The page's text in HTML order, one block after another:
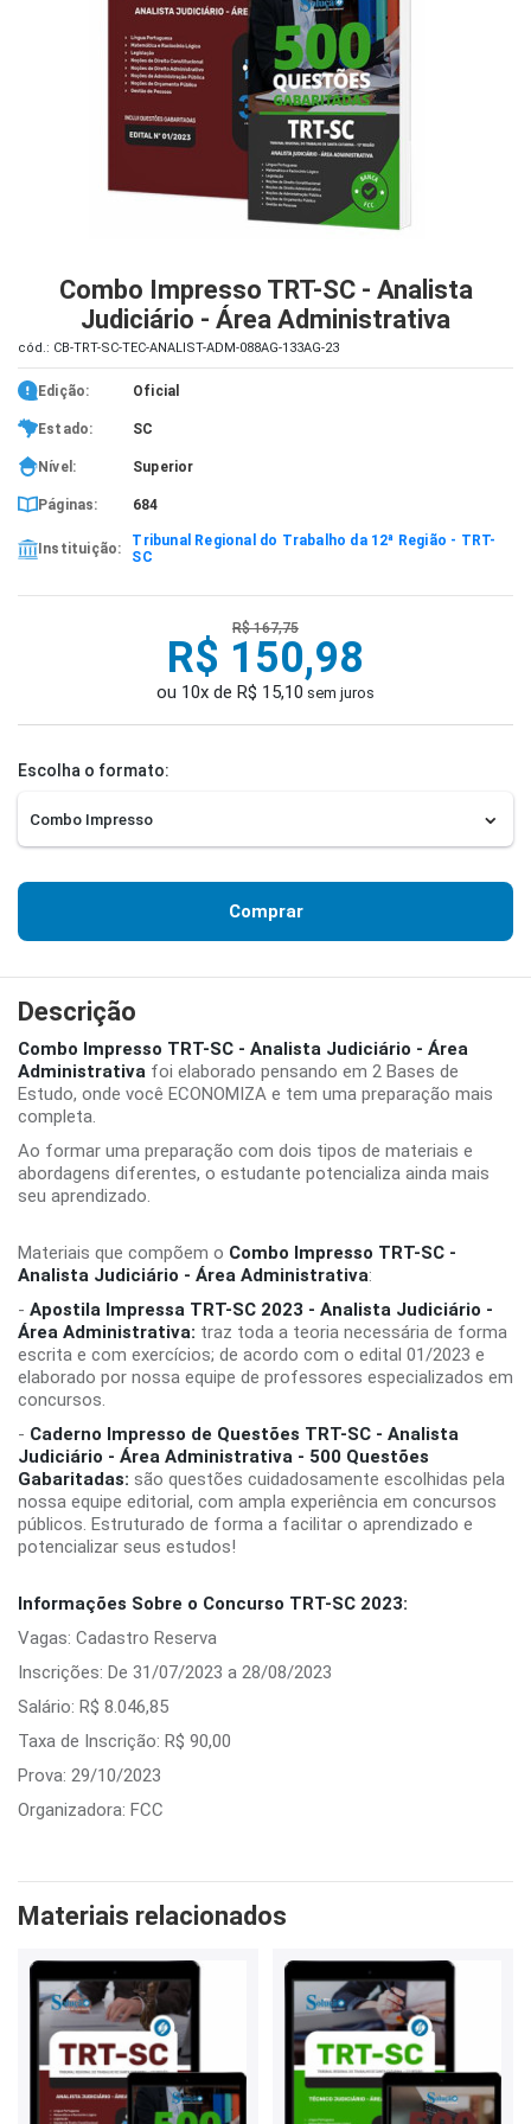
Combo Impresso TRT-SC - Analista
Judiciário - Área Administrativa
cód.: CB-TRT-SC-TEC-ANALIST-ADM-088AG-133AG-23
Edição: Oficial
Estado: SC
Nível: Superior
Páginas: 684
Instituição:
Tribunal Regional do Trabalho da 12ª Região - TRT-
SC
R$ 167,75
R$ 150,98
ou 10x de R$ 15,10 sem juros
Escolha o formato:
Comprar
Descrição
Combo Impresso TRT-SC - Analista Judiciário - Área
Administrativa foi elaborado pensando em 2 Bases de
Estudo, onde você ECONOMIZA e tem uma preparação mais
completa.
Ao formar uma preparação com dois tipos de materiais e
abordagens diferentes, o estudante potencializa ainda mais
seu aprendizado.
Materiais que compõem o Combo Impresso TRT-SC -
Analista Judiciário - Área Administrativa:
- Apostila Impressa TRT-SC 2023 - Analista Judiciário -
Área Administrativa: traz toda a teoria necessária de forma
escrita e com exercícios; de acordo com o edital 01/2023 e
elaborado por nossa equipe de professores especializados em
concursos.
- Caderno Impresso de Questões TRT-SC - Analista
Judiciário - Área Administrativa - 500 Questões
Gabaritadas: são questões cuidadosamente escolhidas pela
nossa equipe editorial, com ampla experiência em concursos
públicos. Estruturado de forma a facilitar o aprendizado e
potencializar seus estudos!
Informações Sobre o Concurso TRT-SC 2023:
Vagas: Cadastro Reserva
Inscrições: De 31/07/2023 a 28/08/2023
Salário: R$ 8.046,85
Taxa de Inscrição: R$ 90,00
Prova: 29/10/2023
Organizadora: FCC
Materiais relacionados